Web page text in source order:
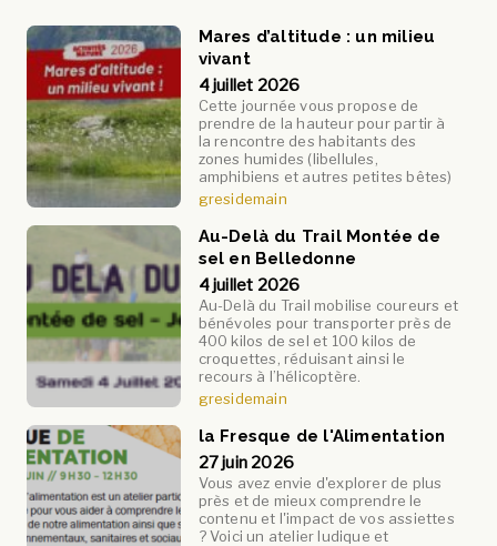
Mares d’altitude : un milieu
vivant
4 juillet 2026
Cette journée vous propose de
prendre de la hauteur pour partir à
la rencontre des habitants des
zones humides (libellules,
amphibiens et autres petites bêtes)
gresidemain
Au-Delà du Trail Montée de
sel en Belledonne
4 juillet 2026
Au-Delà du Trail mobilise coureurs et
bénévoles pour transporter près de
400 kilos de sel et 100 kilos de
croquettes, réduisant ainsi le
recours à l’hélicoptère.
gresidemain
la Fresque de l'Alimentation
27 juin 2026
Vous avez envie d'explorer de plus
près et de mieux comprendre le
contenu et l'impact de vos assiettes
? Voici un atelier ludique et